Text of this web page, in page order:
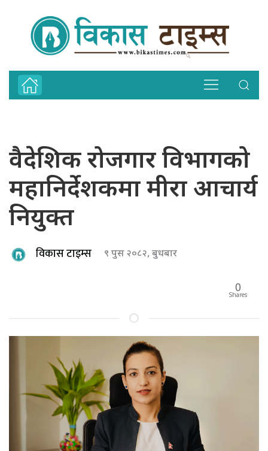
वैदेशिक रोजगार विभागको
महानिर्देशकमा मीरा आचार्य
नियुक्त
विकास टाइम्स ९ पुस २०८२, बुधबार
0
Shares